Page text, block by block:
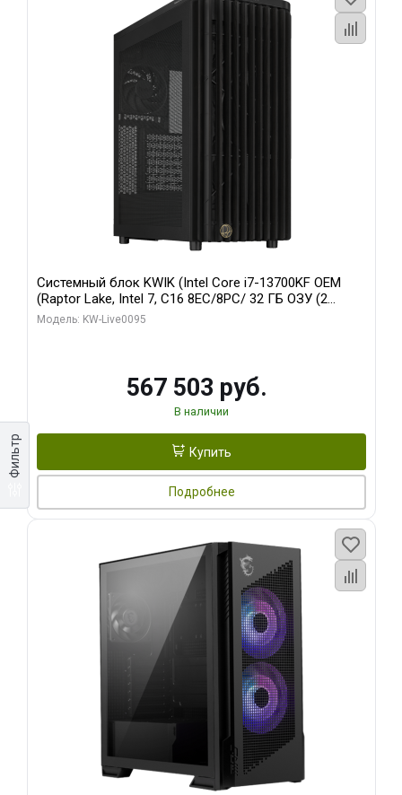
Фильтр
Системный блок KWIK (Intel Core i7-13700KF OEM
(Raptor Lake, Intel 7, C16 8EC/8PC/ 32 ГБ ОЗУ (2
модуля)/ Afox RTX4090 24GB GDDR6X 384-Bit 3xDP
Модель: KW-Live0095
567 503 руб.
В наличии
Купить
Подробнее